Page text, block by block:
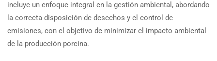
incluye un enfoque integral en la gestión ambiental, abordando
la correcta disposición de desechos y el control de
emisiones, con el objetivo de minimizar el impacto ambiental
de la producción porcina.